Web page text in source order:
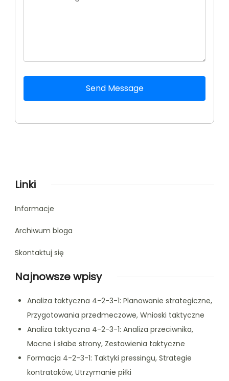
Send Message
Linki
Informacje
Archiwum bloga
Skontaktuj się
Najnowsze wpisy
Analiza taktyczna 4-2-3-1: Planowanie strategiczne,
Przygotowania przedmeczowe, Wnioski taktyczne
Analiza taktyczna 4-2-3-1: Analiza przeciwnika,
Mocne i słabe strony, Zestawienia taktyczne
Formacja 4-2-3-1: Taktyki pressingu, Strategie
kontrataków, Utrzymanie piłki